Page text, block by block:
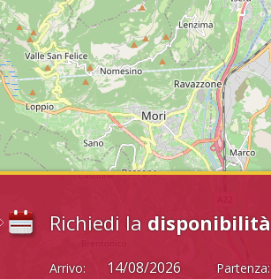
Richiedi la disponibilità
Arrivo: Partenza: